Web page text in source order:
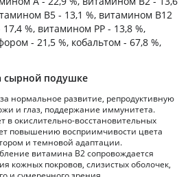
B5 - 13,1 %, витамином B12
%, витамином PP - 13,8 %,
- 21,5 %, кобальтом - 67,8 %,
сырной подушке
нормальное развитие, репродуктивную
и глаз, поддержание иммунитета.
в окислительно-восстановительных
повышению восприимчивости цвета
и темновой адаптации.
витамина В2 сопровождается
кожных покровов, слизистых оболочек,